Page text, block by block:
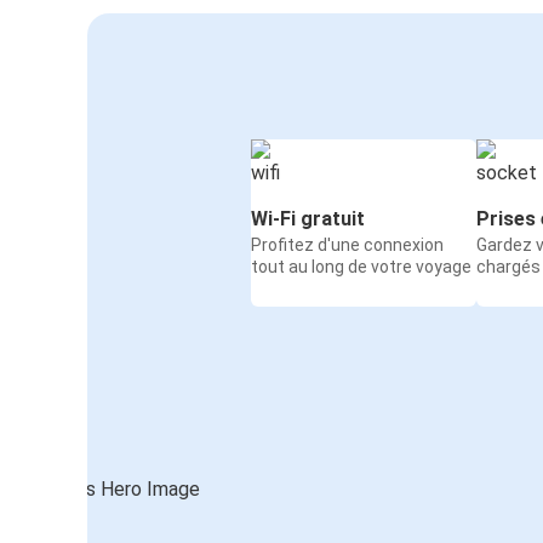
Wi-Fi gratuit
Profitez d'une connexion
tout au long de votre voyage
Prises
Gardez